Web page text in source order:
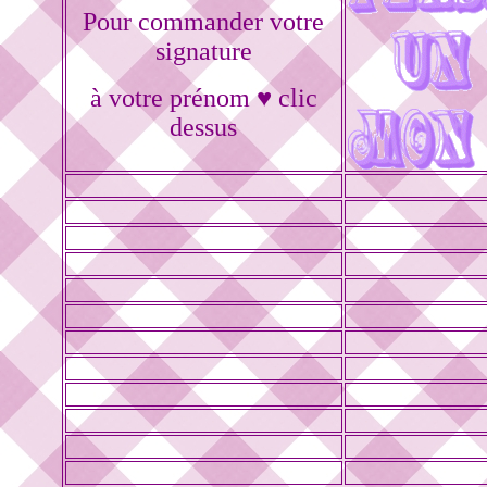
Pour commander votre
signature
à votre prénom ♥ clic
dessus